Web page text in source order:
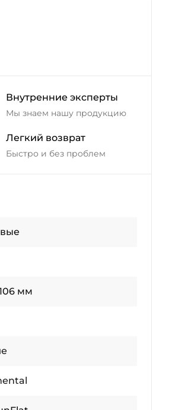
- Щепкина
+38 (099)-643-33-77
+38 (068)-923-74-19
- Калиновая
Внутренние эксперты
Мы знаем нашу продукцию
Легкий возврат
Быстро и без проблем
мм